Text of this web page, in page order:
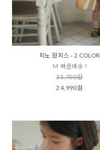
피노 원피스 - 2 COLOR
M 빠른배송 !
35,700원
24,990원